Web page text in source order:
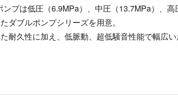
ンプは低圧（6.9MPa）、中圧（13.7MPa）、
ダブルポンプシリーズを用意。
耐久性に加え、低脈動、超低騒音性能で幅広